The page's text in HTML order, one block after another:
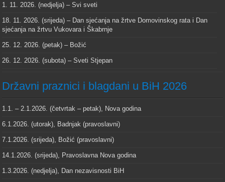
1. 11. 2026. (nedjelja) – Svi sveti
18. 11. 2026. (srijeda) – Dan sjećanja na žrtve Domovinskog rata i Dan
sjećanja na žrtvu Vukovara i Škabrnje
25. 12. 2026. (petak) – Božić
26. 12. 2026. (subota) – Sveti Stjepan
Državni praznici i blagdani u BiH 2026
1.1. – 2.1.2026. (četvrtak – petak), Nova godina
6.1.2026. (utorak), Badnjak (pravoslavni)
7.1.2026. (srijeda), Božić (pravoslavni)
14.1.2026. (srijeda), Pravoslavna Nova godina
1.3.2026. (nedjelja), Dan nezavisnosti BiH